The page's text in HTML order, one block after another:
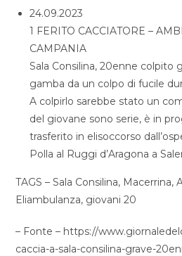
24.09.2023
1 FERITO CACCIATORE –
CAMPANIA
Sala Consilina, 20enne colpito
gamba da un colpo di fucile
A colpirlo sarebbe stato un
del giovane sono serie, è in
trasferito in elisoccorso
Polla al Ruggi d’Aragona a
TAGS – Sala Consilina, Macerrina,
Eliambulanza, giovani 20
– Fonte – https://
caccia-a-sala-consilina-grave-